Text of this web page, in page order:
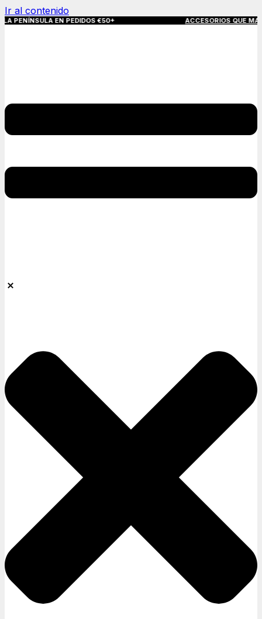
Ir al contenido
EN PEDIDOS €50+ ACCESORIOS QUE MARCAN LA